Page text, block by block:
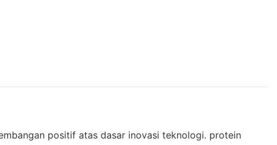
positif atas dasar inovasi teknologi. protein